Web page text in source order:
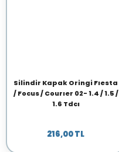
Silindir Kapak Oringi Fıesta
/ Focus / Courıer 02- 1.4 / 1.5 /
1.6 Tdcı
216,00 TL